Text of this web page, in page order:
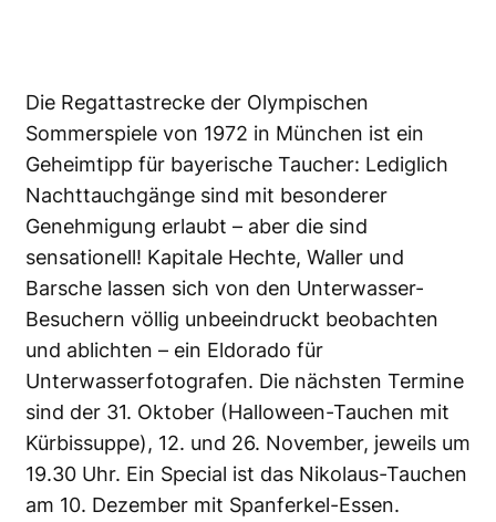
Die Regattastrecke der Olympischen
Sommerspiele von 1972 in München ist ein
Geheimtipp für bayerische Taucher: Lediglich
Nachttauchgänge sind mit besonderer
Genehmigung erlaubt – aber die sind
sensationell! Kapitale Hechte, Waller und
Barsche lassen sich von den Unterwasser-
Besuchern völlig unbeeindruckt beobachten
und ablichten – ein Eldorado für
Unterwasserfotografen. Die nächsten Termine
sind der 31. Oktober (Halloween-Tauchen mit
Kürbissuppe), 12. und 26. November, jeweils um
19.30 Uhr. Ein Special ist das Nikolaus-Tauchen
am 10. Dezember mit Spanferkel-Essen.